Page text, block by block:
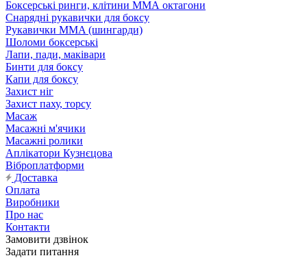
Боксерські ринги, клітини ММА октагони
Снарядні рукавички для боксу
Рукавички MMA (шингарди)
Шоломи боксерські
Лапи, пади, маківари
Бинти для боксу
Капи для боксу
Захист ніг
Захист паху, торсу
Масаж
Масажні м'ячики
Масажні ролики
Аплікатори Кузнєцова
Віброплатформи
Доставка
Оплата
Виробники
Про нас
Контакти
Замовити дзвінок
Задати питання